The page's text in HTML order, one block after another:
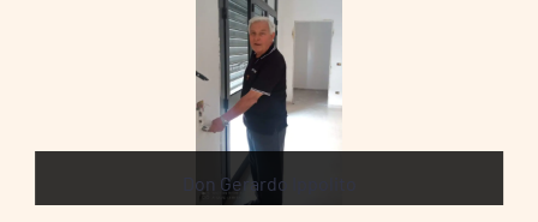
Don Gerardo Ippolito